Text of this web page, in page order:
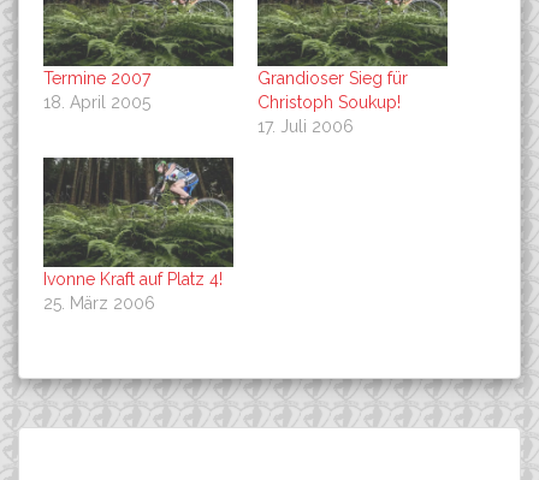
Termine 2007
18. April 2005
Grandioser Sieg für
Christoph Soukup!
17. Juli 2006
Ivonne Kraft auf Platz 4!
25. März 2006